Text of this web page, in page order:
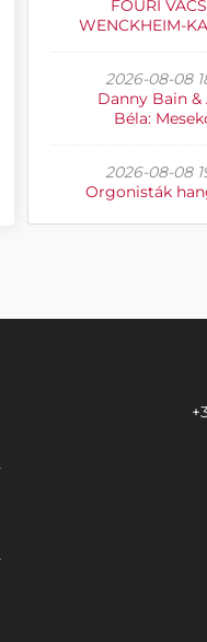
FŐÚRI
WENCKHEIM-
2026-08-08
Danny Bain
Béla:
2026-08-08
Orgonisták